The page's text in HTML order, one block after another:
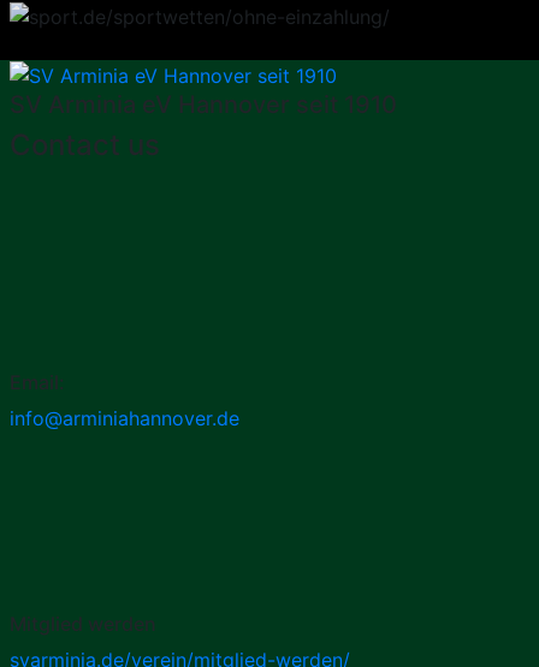
SV Arminia eV Hannover seit 1910
Contact us
Email:
info@arminiahannover.de
Mitglied werden
svarminia.de/verein/mitglied-werden/